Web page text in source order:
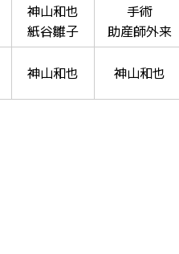
神山和也
紙谷雛子
手術
助産師外来
神山和也 神山和也